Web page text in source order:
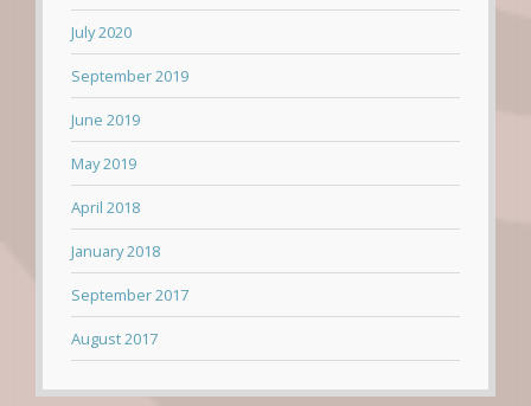
July 2020
September 2019
June 2019
May 2019
April 2018
January 2018
September 2017
August 2017